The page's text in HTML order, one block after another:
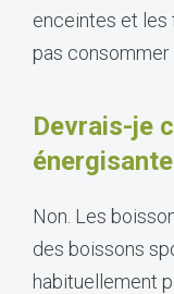
enceintes et les
pas consommer
Devrais-je
Non. Les
des boissons
habituellement